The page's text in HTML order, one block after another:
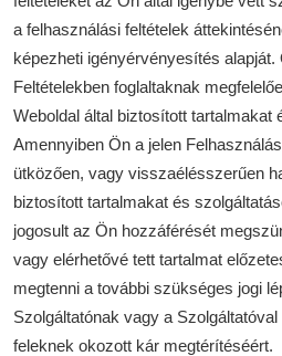
a felhasználási feltételek
képezheti igényérvényesítés alapját.
Feltételekben foglaltaknak
Weboldal által biztosított tartalmakat
Amennyiben Ön a jelen
ütközően, vagy visszaélésszerűen
biztosított tartalmakat és
jogosult az Ön hozzáférését
vagy elérhetővé tett tartalmat
megtenni a további szükséges jogi
Szolgáltatónak vagy a
feleknek okozott kár megtérítéséért.